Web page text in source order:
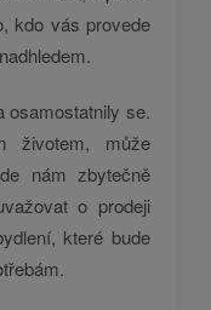
kdo vás provede
osamostatnily se.
životem, může
nám zbytečně
o prodeji
které bude